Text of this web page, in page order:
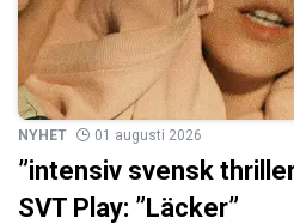
NYHET 01 augusti 2026
”intensiv svensk
SVT Play: ”Läcker”